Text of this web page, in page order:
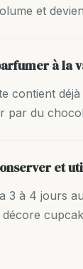
et
à la
contient
par du
et
3 à 4 jours